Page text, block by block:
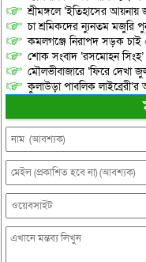
শ্রীমঙ্গলে ‘ইতিহাসের
চা শ্রমিকদের ন্যুনতম মজুরি
কমলগঞ্জে নিরাপদ সড়ক চাই
শোক সংবাদ ‘রসমোহন সিংহ’
মৌলভীবাজারে ‘ফিরে দেখা
কুলাউড়া পাবলিক লাইব্রেরী’র